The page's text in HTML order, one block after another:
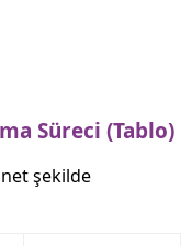
Süreci (Tablo)
net şekilde